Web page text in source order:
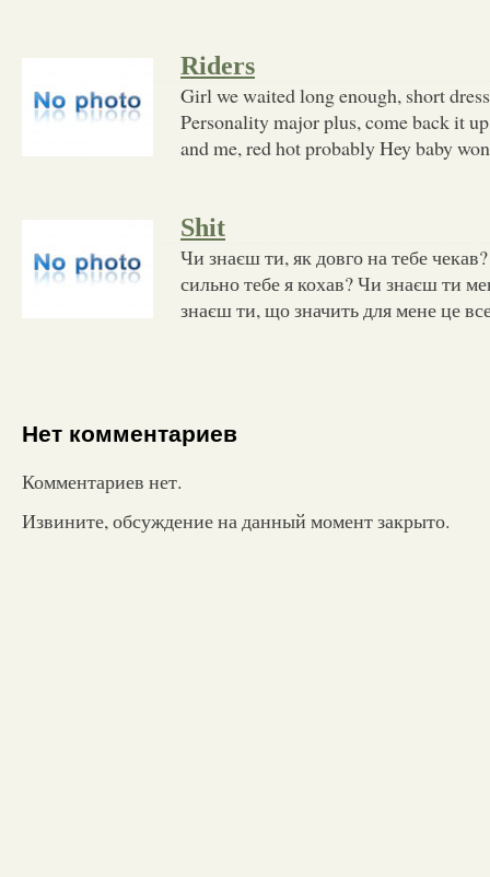
Riders
Girl we waited long enough, short
Personality major plus, come back it
and me, red hot probably Hey baby
Shit
Чи знаєш ти, як довго на тебе
сильно тебе я кохав? Чи знаєш ти
знаєш ти, що значить для мене це
Нет комментариев
Комментариев нет.
Извините, обсуждение на данный момент закрыто.